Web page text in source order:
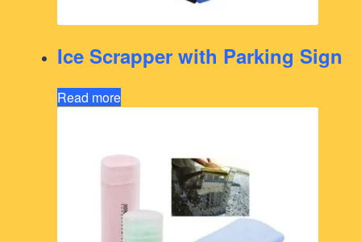
Ice Scrapper with Parking Sign
Read more